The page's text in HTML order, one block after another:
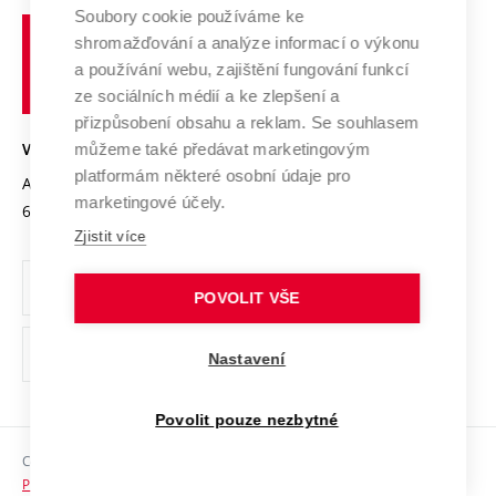
Výzkumné infrastruktury
Transfer znalostí
Open Science
Projekty
Projekty ze strukturálních fondů
Specifický výzkum
Spolupráce se školami
Služby univerzity
Mezinárodní dohody
Univerzitní sítě
Profil univerzity
Udržitelná univerzita
Podnikavá univerzita / ContriBUTe
Bezpečná univerzita
Vyznamenání
Organizační struktura
Ochrana osobních údajů
odkaz)
Sociální bezpečí
učení
technické
VYSOKÉ UČENÍ TECHNICKÉ V BRNĚ
Antonínská 548/1
602 00 Brno
www.vut.cz
vut@vutbr.cz
Copyright © 2026 VUT
Prohlášení o přístupnosti
Soubory cookie používáme ke
shromažďování a analýze informací o výkonu
a používání webu, zajištění fungování funkcí
ze sociálních médií a ke zlepšení a
přizpůsobení obsahu a reklam. Se souhlasem
můžeme také předávat marketingovým
platformám některé osobní údaje pro
marketingové účely.
Zjistit více
POVOLIT VŠE
Nastavení
Povolit pouze nezbytné